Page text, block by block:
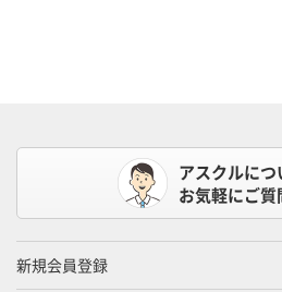
アスクルにつ
お気軽にご質
新規会員登録